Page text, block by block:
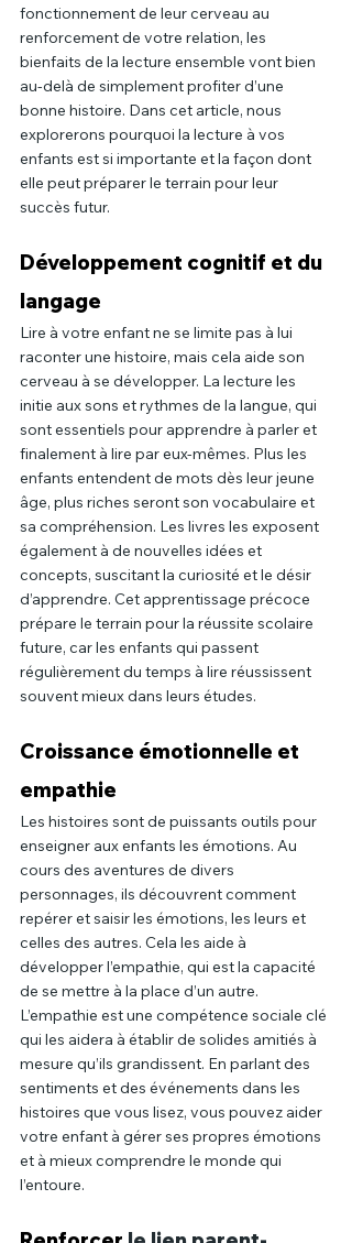
fonctionnement de leur cerveau au
renforcement de votre relation, les
bienfaits de la lecture ensemble vont bien
au-delà de simplement profiter d’une
bonne histoire. Dans cet article, nous
explorerons pourquoi la lecture à vos
enfants est si importante et la façon dont
elle peut préparer le terrain pour leur
succès futur.
Développement cognitif et du
langage
Lire à votre enfant ne se limite pas à lui
raconter une histoire, mais cela aide son
cerveau à se développer. La lecture les
initie aux sons et rythmes de la langue, qui
sont essentiels pour apprendre à parler et
finalement à lire par eux-mêmes. Plus les
enfants entendent de mots dès leur jeune
âge, plus riches seront son vocabulaire et
sa compréhension. Les livres les exposent
également à de nouvelles idées et
concepts, suscitant la curiosité et le désir
d’apprendre. Cet apprentissage précoce
prépare le terrain pour la réussite scolaire
future, car les enfants qui passent
régulièrement du temps à lire réussissent
souvent mieux dans leurs études.
Croissance émotionnelle et
empathie
Les histoires sont de puissants outils pour
enseigner aux enfants les émotions. Au
cours des aventures de divers
personnages, ils découvrent comment
repérer et saisir les émotions, les leurs et
celles des autres. Cela les aide à
développer l’empathie, qui est la capacité
de se mettre à la place d’un autre.
L’empathie est une compétence sociale clé
qui les aidera à établir de solides amitiés à
mesure qu’ils grandissent. En parlant des
sentiments et des événements dans les
histoires que vous lisez, vous pouvez aider
votre enfant à gérer ses propres émotions
et à mieux comprendre le monde qui
l’entoure.